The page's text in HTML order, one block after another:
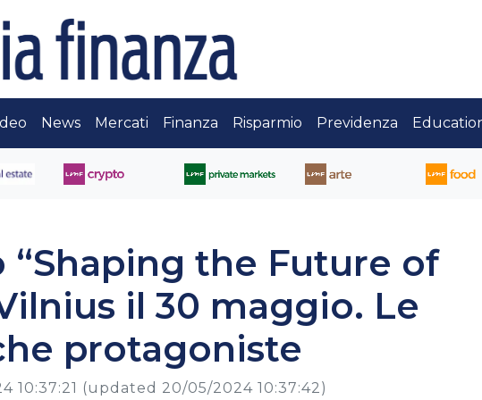
News Mercati Finanza Risparmio Previdenza
“Shaping the Future of
il 30 maggio. Le
protagoniste
10:37:21 (updated 20/05/2024 10:37:42)